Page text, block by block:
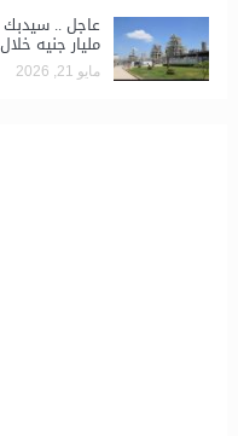
مليار جنيه
مايو 21, 2026